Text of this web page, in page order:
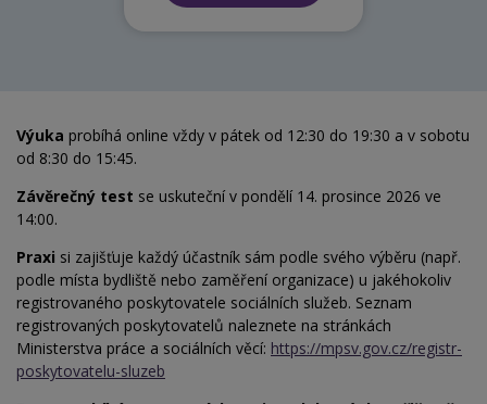
Výuka probíhá online vždy v pátek od 12:30 do 19:30 a v sobotu
od 8:30 do 15:45.
Závěrečný test se uskuteční v pondělí 14. prosince 2026 ve
14:00.
Praxi si zajišťuje každý účastník sám podle svého výběru (např.
podle místa bydliště nebo zaměření organizace) u jakéhokoliv
registrovaného poskytovatele sociálních služeb. Seznam
registrovaných poskytovatelů naleznete na stránkách
Ministerstva práce a sociálních věcí: https://mpsv.gov.cz/registr-
poskytovatelu-sluzeb